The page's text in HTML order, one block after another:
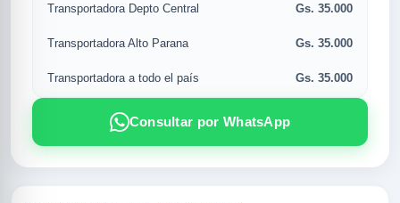
Transportadora Depto Central Gs. 35.000
Transportadora Alto Parana Gs. 35.000
Transportadora a todo el país Gs. 35.000
Consultar por WhatsApp